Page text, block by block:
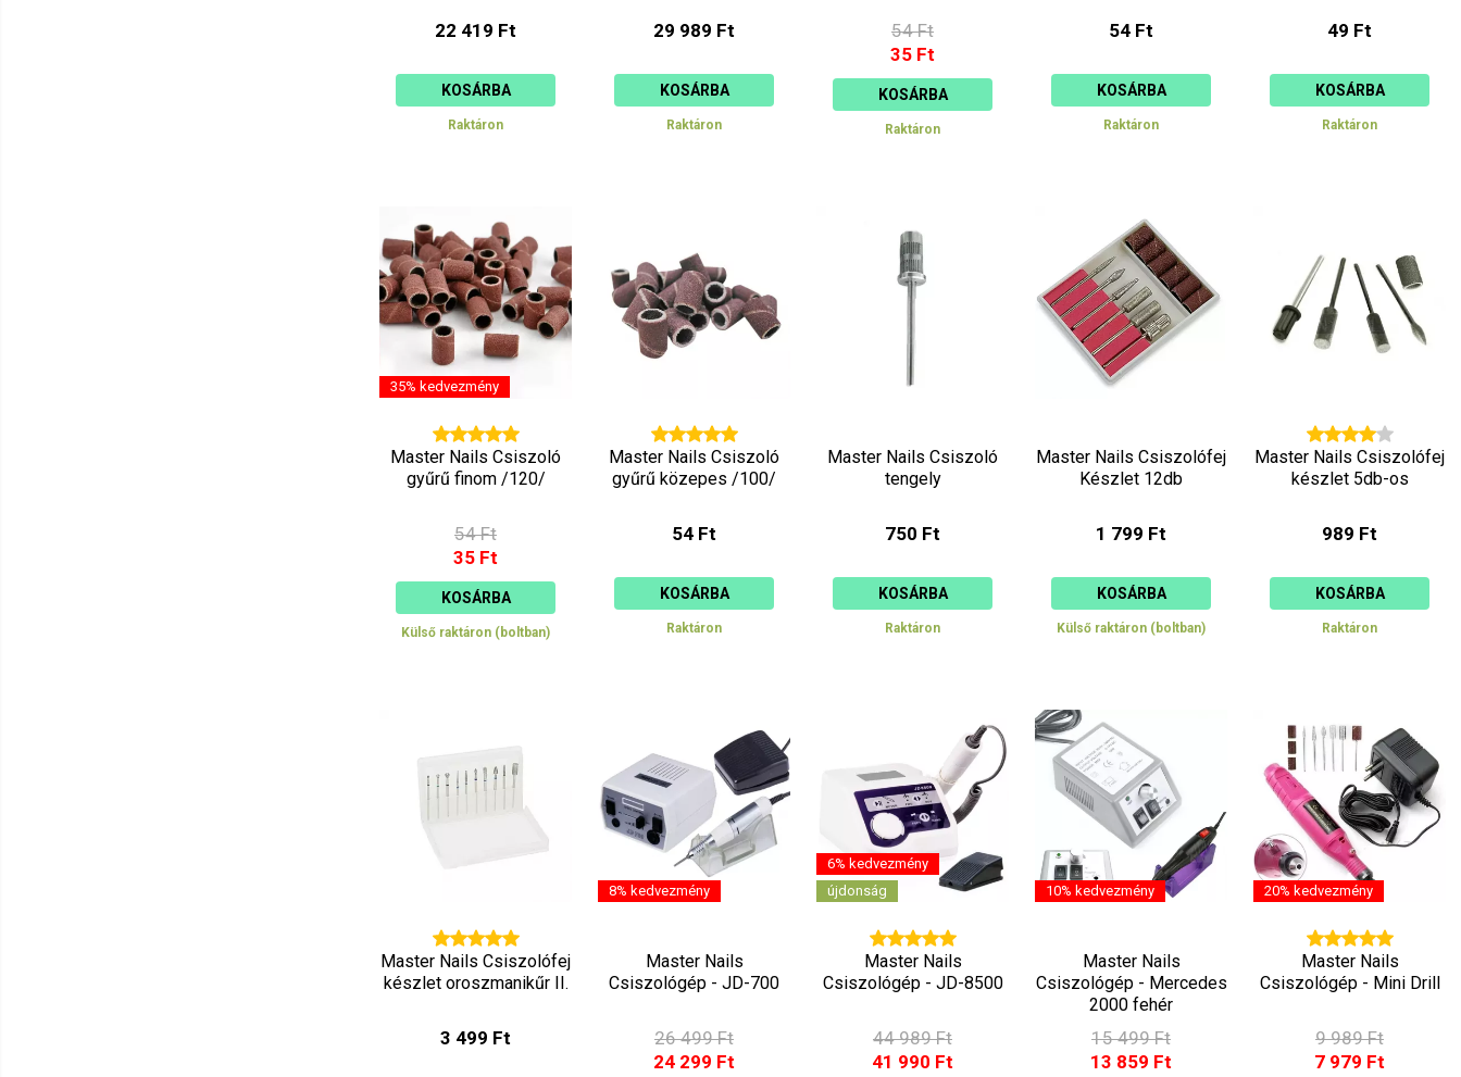
22 419 Ft
KOSÁRBA
Raktáron
29 989 Ft
KOSÁRBA
Raktáron
54 Ft
35 Ft
KOSÁRBA
Raktáron
54 Ft
KOSÁRBA
Raktáron
49 Ft
KOSÁRBA
Raktáron
35% kedvezmény
Master Nails Csiszoló
gyűrű finom /120/
54 Ft
35 Ft
KOSÁRBA
Külső raktáron (boltban)
Master Nails Csiszoló
gyűrű közepes /100/
54 Ft
KOSÁRBA
Raktáron
Master Nails Csiszoló
tengely
750 Ft
KOSÁRBA
Raktáron
Master Nails Csiszolófej
Készlet 12db
1 799 Ft
KOSÁRBA
Külső raktáron (boltban)
Master Nails Csiszolófej
készlet 5db-os
989 Ft
KOSÁRBA
Raktáron
Master Nails Csiszolófej
készlet oroszmanikűr II.
3 499 Ft
8% kedvezmény
Master Nails
Csiszológép - JD-700
26 499 Ft
24 299 Ft
6% kedvezmény
újdonság
Master Nails
Csiszológép - JD-8500
44 989 Ft
41 990 Ft
10% kedvezmény
Master Nails
Csiszológép - Mercedes
2000 fehér
15 499 Ft
13 859 Ft
20% kedvezmény
Master Nails
Csiszológép - Mini Drill
9 989 Ft
7 979 Ft